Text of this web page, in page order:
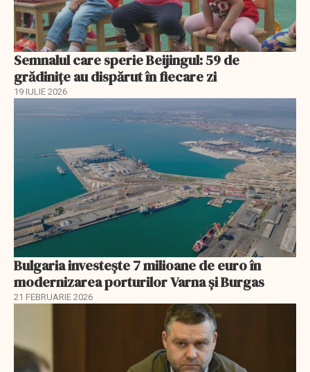
Semnalul care sperie Beijingul: 59 de
grădinițe au dispărut în fiecare zi
19 IULIE 2026
Bulgaria investește 7 milioane de euro în
modernizarea porturilor Varna și Burgas
21 FEBRUARIE 2026